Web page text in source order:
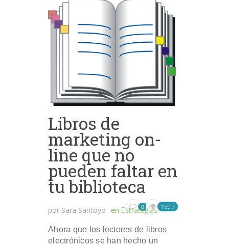
Libros de
marketing on-
line que no
pueden faltar en
tu biblioteca
por Sara Santoyo en Estrategias
0 1507
Ahora que los lectores de libros
electrónicos se han hecho un